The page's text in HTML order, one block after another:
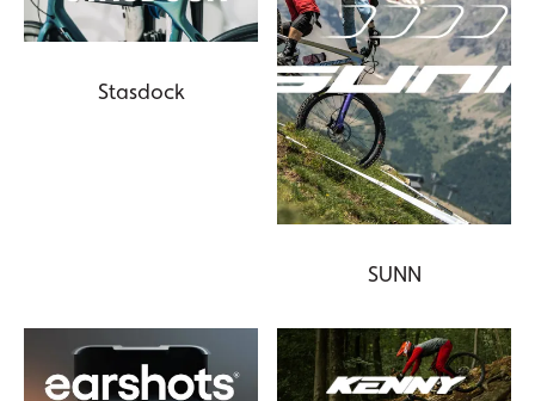
Stasdock
SUNN